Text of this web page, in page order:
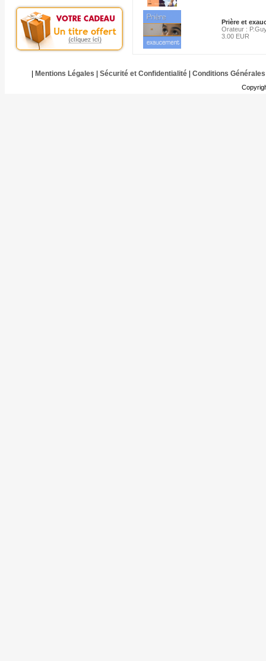
Prière et
Orateur :
3.00 EUR
Mentions Légales Sécurité et Confidentialité| Conditions Générales